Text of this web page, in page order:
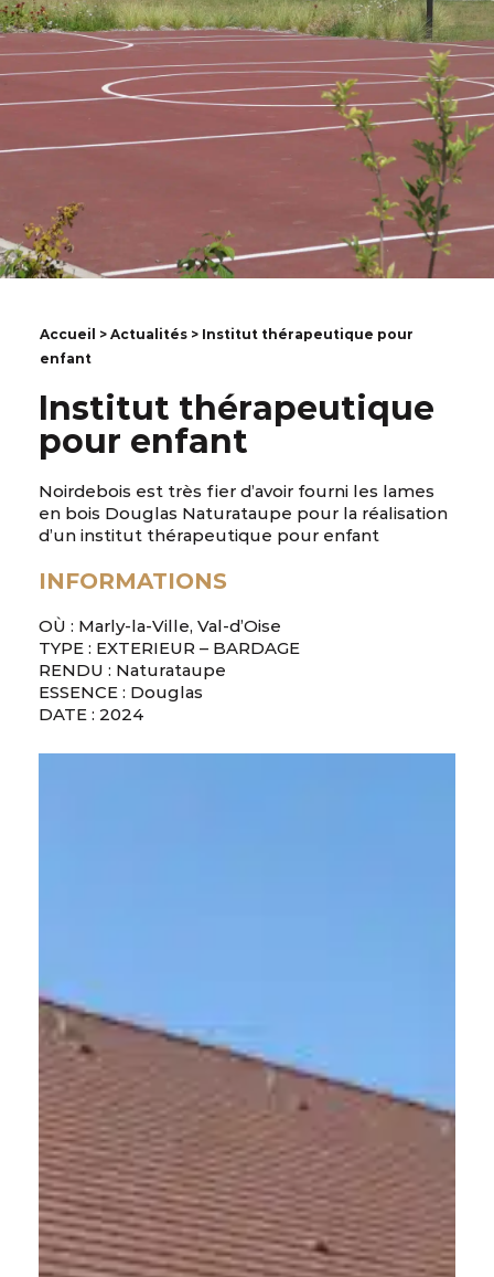
Accueil > Actualités > Institut thérapeutique pour
enfant
Institut thérapeutique
pour enfant
Noirdebois est très fier d’avoir fourni les lames
en bois Douglas Naturataupe pour la réalisation
d’un institut thérapeutique pour enfant
INFORMATIONS
OÙ : Marly-la-Ville, Val-d’Oise
TYPE : EXTERIEUR – BARDAGE
RENDU : Naturataupe
ESSENCE : Douglas
DATE : 2024